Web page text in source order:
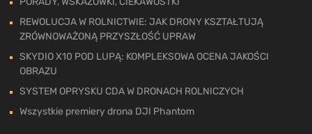
REWOLUCJA W ROLNICTWIE: JAK DRONY KSZTAŁTUJĄ
ZRÓWNOWAŻONĄ PRZYSZŁOŚĆ UPRAW
SKYDIO X10 POD LUPĄ: KOMPLEKSOWA OCENA JAKOŚCI
OBRAZU
SYSTEM OPRYSKU CDA W DRONACH ROLNICZYCH
Wszystkie premiery drona DJI Phantom